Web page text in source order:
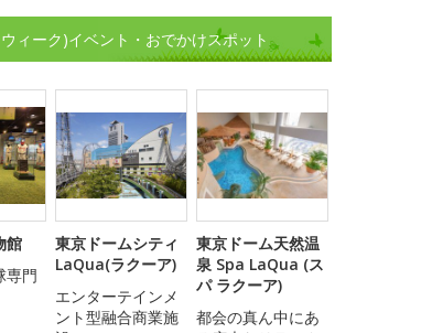
ィーク)イベント・おでかけスポット
館
専門
東京ドームシティ
LaQua(ラクーア)
エンターテインメ
ント型融合商業施
東京ドーム天然温
泉 Spa LaQua (ス
パ ラクーア)
都会の真ん中にあ